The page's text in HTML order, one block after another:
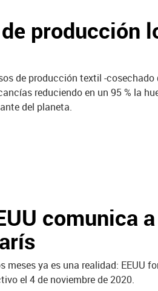
producción
de producción textil -
reduciendo en un 95 % la
del planeta.
comunica
meses ya es una realidad: EEUU
el 4 de noviembre de 2020.